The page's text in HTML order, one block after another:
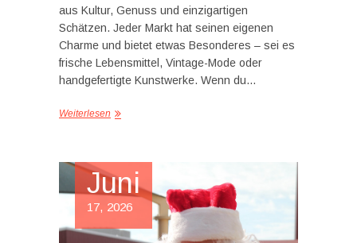
aus Kultur, Genuss und einzigartigen
Schätzen. Jeder Markt hat seinen eigenen
Charme und bietet etwas Besonderes – sei es
frische Lebensmittel, Vintage-Mode oder
handgefertigte Kunstwerke. Wenn du…
Weiterlesen
Juni
17, 2026